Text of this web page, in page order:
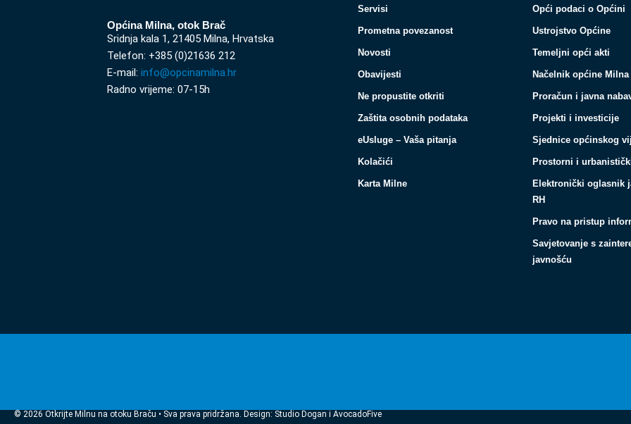
Općina Milna, otok Brač
Sridnja kala 1, 21405 Milna, Hrvatska
Telefon: +385 (0)21636 212
E-mail: info@opcinamilna.hr
Radno vrijeme: 07-15h
Servisi
Prometna povezanost
Novosti
Obavijesti
Ne propustite otkriti
Zaštita osobnih podataka
eUsluge – Vaša pitanja
Kolačići
Karta Milne
Opći podaci o Općini
Ustrojstvo Općine
Temeljni opći akti
Načelnik općine Milna
Proračun i javna
Projekti i investicije
Sjednice općinskog
Prostorni i
Elektronički oglasnik
RH
Pravo na pristup
Savjetovanje s
javnošću
© 2026 Otkrijte Milnu na otoku Braču • Sva prava pridržana. Design: Studio Dogan i AvocadoFive